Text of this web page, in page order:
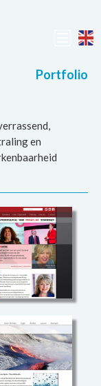
Portfolio
en